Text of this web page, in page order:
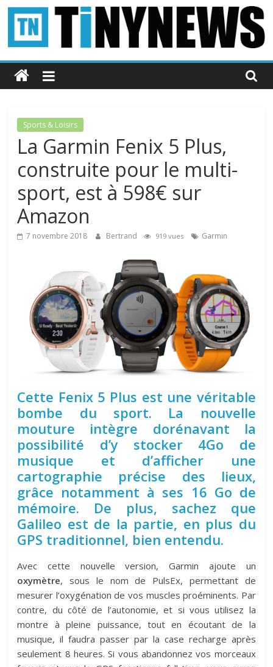
Passer
contenu
Tinynews
Le
belge
connecté
Sports & Loisirs
La Garmin Fenix 5 Plus,
construite pour le multi-
sport, est à 598€ sur
Amazon
7 novembre 2018 Bertrand 919 vues Garmin
Cette Fenix 5 Plus est une véritable
bombe du sport. La nouvelle
mouture intègre dorénavant la
possibilité d’y stocker 4Go de
musique et d’afficher une
cartographie précise des lieux,
grâce notamment à ses 16 Go de
mémoire. De plus, sachez que
Galileo est de la partie, en plus du
GPS traditionnel, bien entendu.
Avec cette nouvelle version, Garmin ajoute un
oxymètre, sous le nom de PulsEx, permettant de
mesurer l’oxygénation de vos muscles proéminents. Par
contre, du côté de l’autonomie, et si vous utilisez la
montre à pleine puissance, tout en écoutant de la
musique, il faudra passer par la case recharge après
seulement 8 heures. Si vous abandonnez vos morceaux